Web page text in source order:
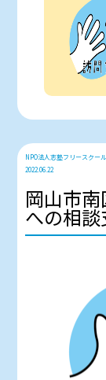
NPO法人志塾フリースクー
2022.06.22
岡山市
への相談